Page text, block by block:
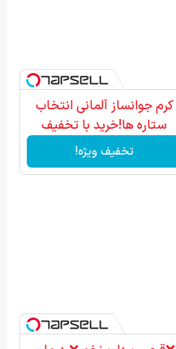
کرم جوانساز آلمانی انتخاب
ستاره ها!خرید با تخفیف
تخفیف ویژه!